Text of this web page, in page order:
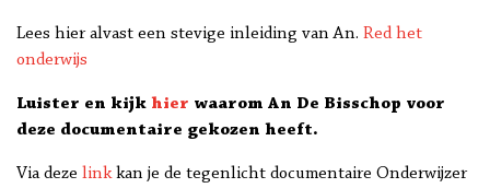
Lees hier alvast een stevige inleiding van An. Red het
onderwijs
Luister en kijk hier waarom An De Bisschop voor
deze documentaire gekozen heeft.
Via deze linkkan je de tegenlicht documentaire Onderwijzer